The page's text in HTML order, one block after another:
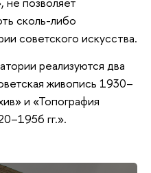
сколь-либо
советского искусства.
реализуются два
живопись 1930–
и «Топография
гг.».